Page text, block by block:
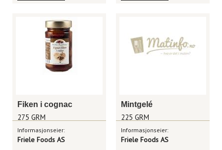
Fiken i cognac
275 GRM
Informasjonseier:
Friele Foods AS
Mintgelé
225 GRM
Informasjonseier:
Friele Foods AS